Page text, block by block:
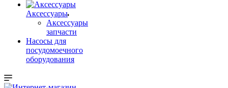
Аксессуары
Аксессуары
запчасти
Насосы для
посудомоечного
оборудования